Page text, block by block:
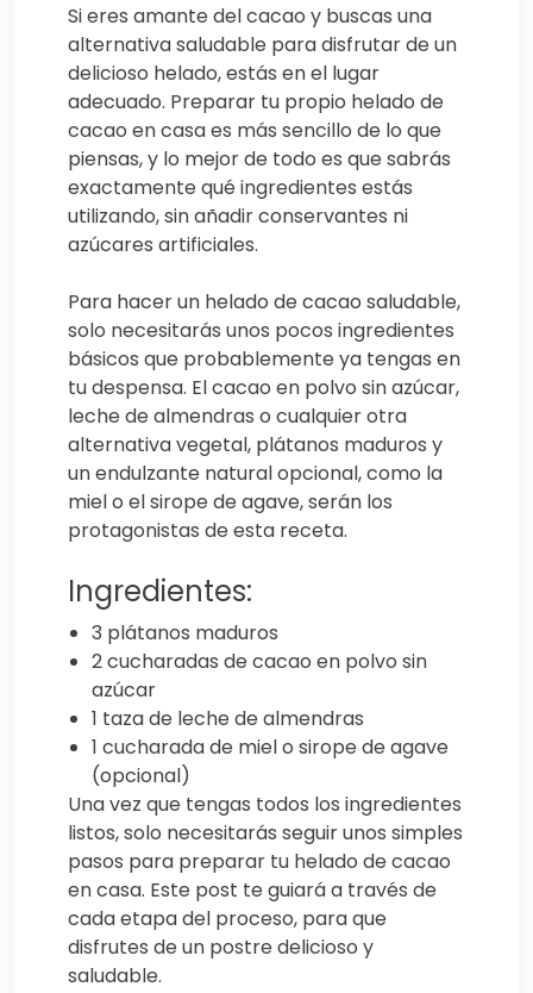
Si eres amante del cacao y buscas una
alternativa saludable para disfrutar de un
delicioso helado, estás en el lugar
adecuado. Preparar tu propio helado de
cacao en casa es más sencillo de lo que
piensas, y lo mejor de todo es que sabrás
exactamente qué ingredientes estás
utilizando, sin añadir conservantes ni
azúcares artificiales.
Para hacer un helado de cacao saludable,
solo necesitarás unos pocos ingredientes
básicos que probablemente ya tengas en
tu despensa. El cacao en polvo sin azúcar,
leche de almendras o cualquier otra
alternativa vegetal, plátanos maduros y
un endulzante natural opcional, como la
miel o el sirope de agave, serán los
protagonistas de esta receta.
Ingredientes:
3 plátanos maduros
2 cucharadas de cacao en polvo sin
azúcar
1 taza de leche de almendras
1 cucharada de miel o sirope de agave
(opcional)
Una vez que tengas todos los ingredientes
listos, solo necesitarás seguir unos simples
pasos para preparar tu helado de cacao
en casa. Este post te guiará a través de
cada etapa del proceso, para que
disfrutes de un postre delicioso y
saludable.